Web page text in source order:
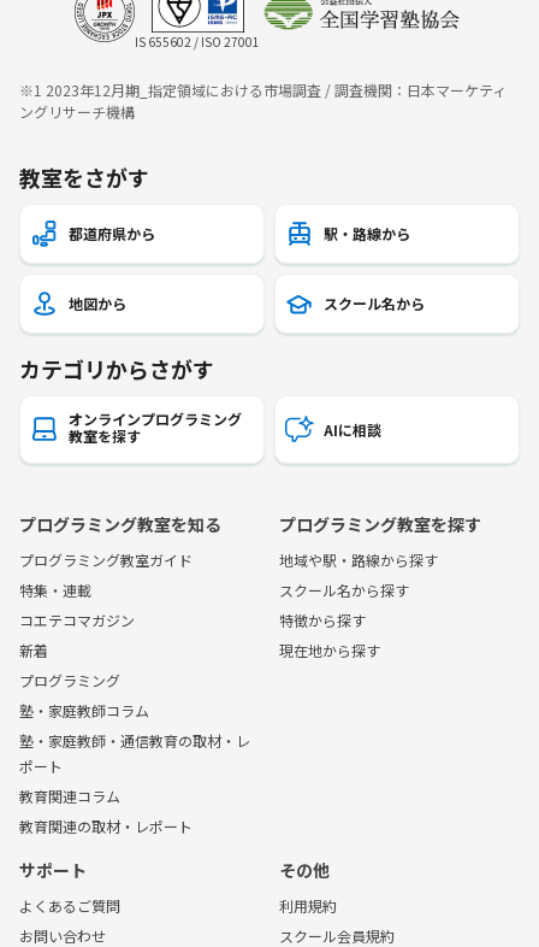
IS 655602 / ISO 27001
※1 2023年12月期_指定領域における市場調査 / 調査機関：日本マーケティ
ングリサーチ機構
教室をさがす
都道府県から 駅・路線から
地図から スクール名から
カテゴリからさがす
オンラインプログラミング
教室を探す
AIに相談
プログラミング教室を知る
プログラミング教室ガイド
特集・連載
コエテコマガジン
新着
プログラミング
塾・家庭教師コラム
塾・家庭教師・通信教育の取材・レ
ポート
教育関連コラム
教育関連の取材・レポート
プログラミング教室を探す
地域や駅・路線から探す
スクール名から探す
特徴から探す
現在地から探す
サポート
よくあるご質問
お問い合わせ
その他
利用規約
スクール会員規約